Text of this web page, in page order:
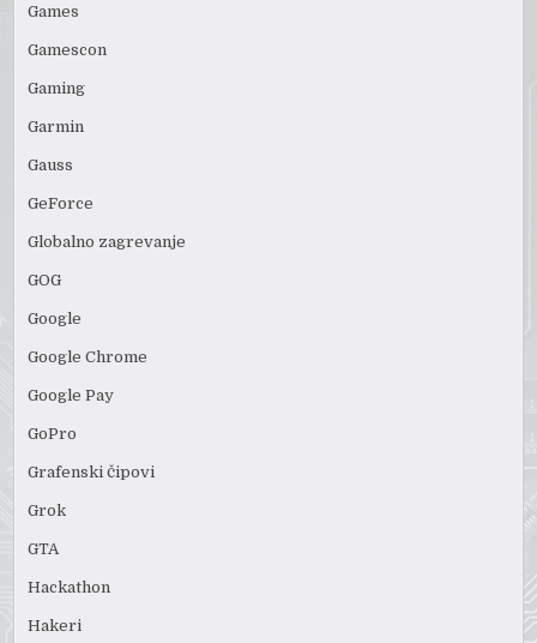
Games
Gamescon
Gaming
Garmin
Gauss
GeForce
Globalno zagrevanje
GOG
Google
Google Chrome
Google Pay
GoPro
Grafenski čipovi
Grok
GTA
Hackathon
Hakeri